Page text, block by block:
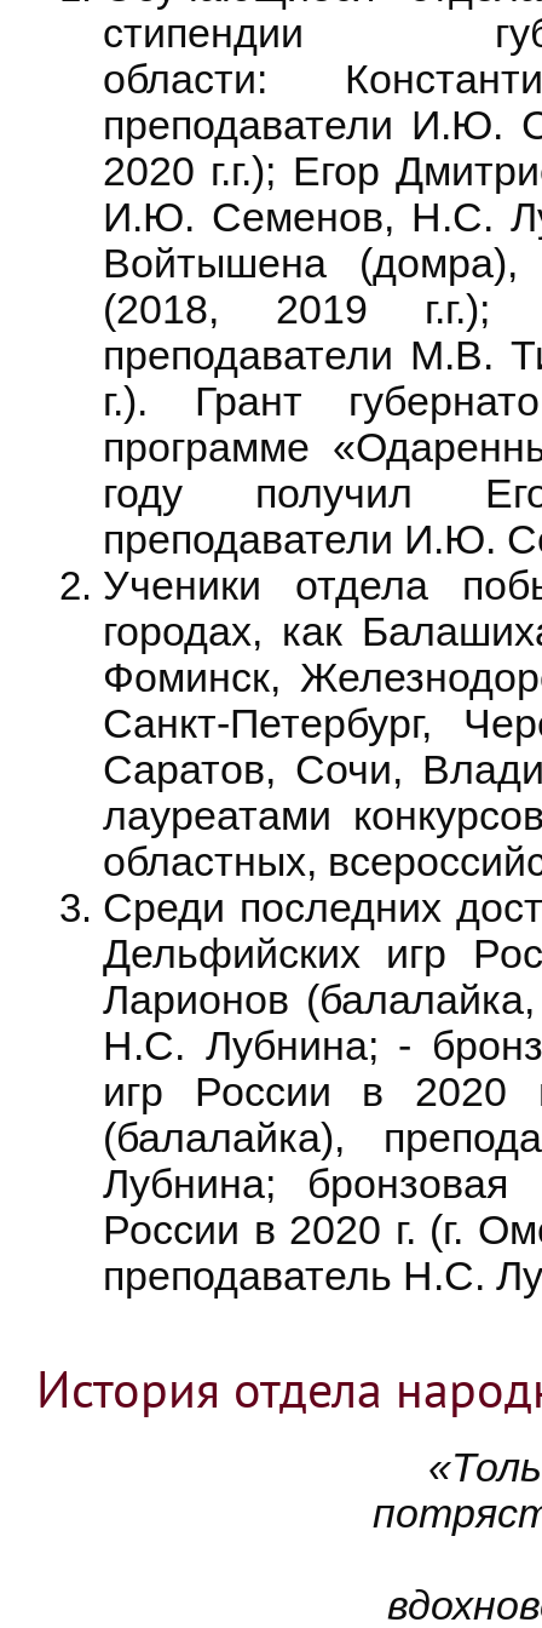
стипендии
области:
преподаватели И.Ю.
2020 г.г.); Егор
И.Ю. Семенов, Н.С.
Войтышена (домра),
(2018, 2019 г.г.);
преподаватели М.В.
г.). Грант
программе
году получил
преподаватели И.Ю.
Ученики отдела
городах, как
Фоминск,
Санкт-Петербург,
Саратов, Сочи,
лауреатами
областных,
Среди последних
Дельфийских игр
Ларионов
Н.С. Лубнина; -
игр России в 2020
(балалайка),
Лубнина;
России в 2020 г. (г.
преподаватель Н.С.
История отдела